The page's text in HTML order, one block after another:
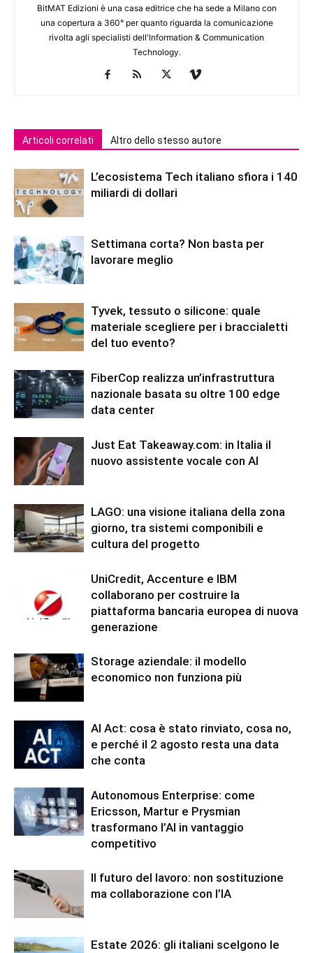
BitMAT Edizioni è una casa editrice che ha sede a Milano con
una copertura a 360° per quanto riguarda la comunicazione
rivolta agli specialisti dell'lnformation & Communication
Technology.
Articoli correlati Altro dello stesso autore
L’ecosistema Tech italiano sfiora i 140
miliardi di dollari
Settimana corta? Non basta per
lavorare meglio
Tyvek, tessuto o silicone: quale
materiale scegliere per i braccialetti
del tuo evento?
FiberCop realizza un’infrastruttura
nazionale basata su oltre 100 edge
data center
Just Eat Takeaway.com: in Italia il
nuovo assistente vocale con AI
LAGO: una visione italiana della zona
giorno, tra sistemi componibili e
cultura del progetto
UniCredit, Accenture e IBM
collaborano per costruire la
piattaforma bancaria europea di nuova
generazione
Storage aziendale: il modello
economico non funziona più
AI Act: cosa è stato rinviato, cosa no,
e perché il 2 agosto resta una data
che conta
Autonomous Enterprise: come
Ericsson, Martur e Prysmian
trasformano l’AI in vantaggio
competitivo
Il futuro del lavoro: non sostituzione
ma collaborazione con l’IA
Estate 2026: gli italiani scelgono le